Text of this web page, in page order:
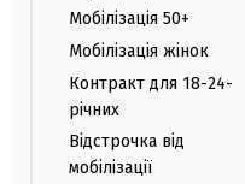
Мобілізація 50+
Мобілізація жінок
Контракт для 18-24-
річних
Відстрочка від
мобілізації